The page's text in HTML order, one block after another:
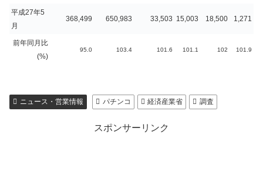
平成27年5
月
368,499 650,983 33,503 15,003 18,500 1,271
前年同月比
(%)
95.0 103.4 101.6 101.1 102 101.9
ニュース・営業情報 パチンコ 経済産業省 調査
スポンサーリンク